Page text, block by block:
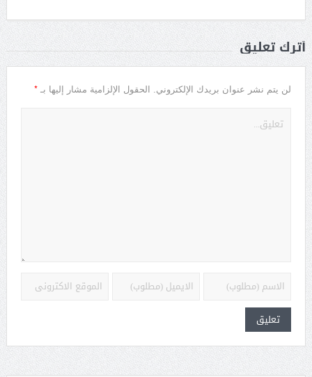
أترك تعليق
لن يتم نشر عنوان بريدك الإلكتروني. الحقول الإلزامية مشار إليها بـ *